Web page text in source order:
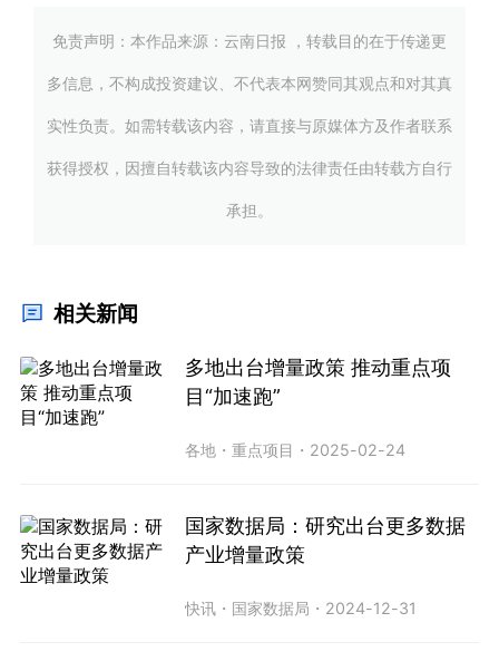
免责声明：本作品来源：云南日报 ，转载目的在于传递更
多信息，不构成投资建议、不代表本网赞同其观点和对其真
实性负责。如需转载该内容，请直接与原媒体方及作者联系
获得授权，因擅自转载该内容导致的法律责任由转载方自行
承担。
相关新闻
多地出台增量政策 推动重点项
目“加速跑”
各地 ・重点项目 ・ 2025-02-24
国家数据局：研究出台更多数据
产业增量政策
快讯 ・ 国家数据局 ・ 2024-12-31